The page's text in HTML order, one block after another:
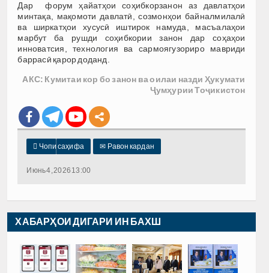
Дар форум ҳайатҳои соҳибкорзанон аз давлатҳои
минтақа, мақомоти давлатӣ, созмонҳои байналмилалӣ
ва ширкатҳои хусусӣ иштирок намуда, масъалаҳои
марбут ба рушди соҳибкории занон дар соҳаҳои
инноватсия, технология ва сармоягузориро мавриди
баррасӣ қарор доданд.
АКС: Кумитаи кор бо занон ва оилаи назди Ҳукумати
Ҷумҳурии Тоҷикистон
 Чопи саҳифа ✉ Равон кардан
Июнь 4, 2026 13:00
ХАБАРҲОИ ДИГАРИ ИН БАХШ